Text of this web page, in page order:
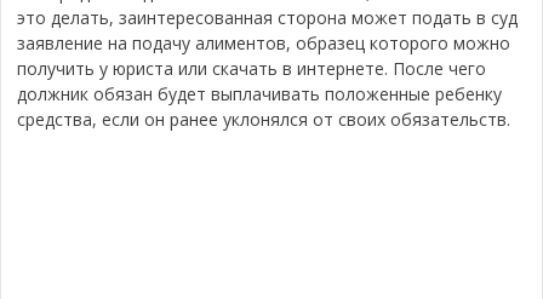
это делать, заинтересованная сторона может подать в суд
заявление на подачу алиментов, образец которого можно
получить у юриста или скачать в интернете. После чего
должник обязан будет выплачивать положенные ребенку
средства, если он ранее уклонялся от своих обязательств.